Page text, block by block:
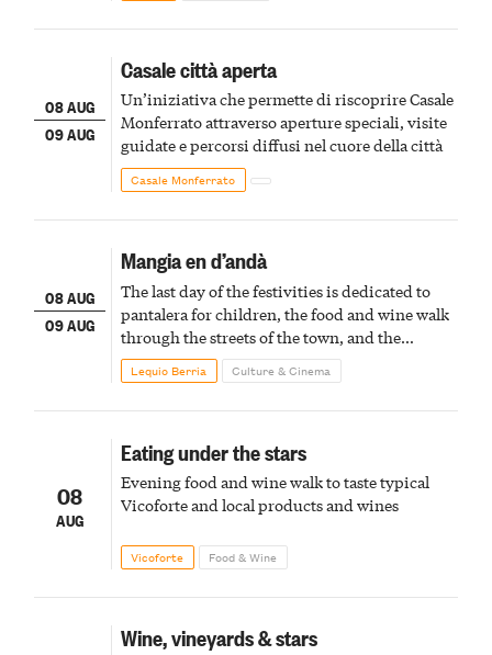
08 AUG
09 AUG
Casale città aperta
Un’iniziativa che permette di riscoprire Casale
Monferrato attraverso aperture speciali, visite
guidate e percorsi diffusi nel cuore della città
Casale Monferrato
08 AUG
09 AUG
Mangia en d’andà
The last day of the festivities is dedicated to
pantalera for children, the food and wine walk
through the streets of the town, and the
fireworks finale
Lequio Berria Culture & Cinema
08
AUG
Eating under the stars
Evening food and wine walk to taste typical
Vicoforte and local products and wines
Vicoforte Food & Wine
Wine, vineyards & stars